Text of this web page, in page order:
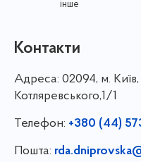
інше
Контакти
Адреса: 02094, м.
Котляревського,1/1
Телефон: +380 (44)
Пошта: